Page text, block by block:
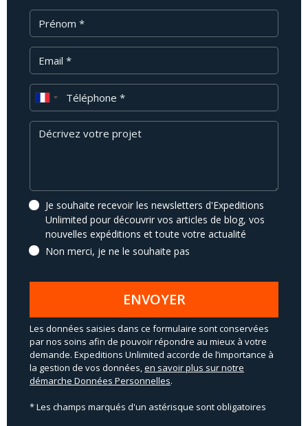
Prénom
Email
Téléphone
Message
Je souhaite recevoir les newsletters d'Expeditions
Unlimited pour découvrir vos articles de blog, vos
nouvelles expéditions et toute votre actualité
Non merci, je ne le souhaite pas
ENVOYER
Les données saisies dans ce formulaire sont conservées
par nos soins afin de pouvoir répondre au mieux à votre
demande. Expeditions Unlimited accorde de l’importance à
la gestion de vos données, en savoir plus sur notre
démarche Données Personnelles.
* Les champs marqués d'un astérisque sont obligatoires